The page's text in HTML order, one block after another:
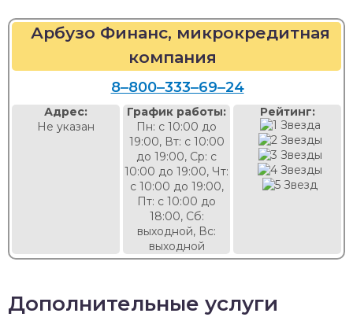
Арбузо Финанс, микрокредитная
компания
8‒800‒333‒69‒24
Адрес:
Не указан
График работы:
Пн: с 10:00 до
19:00, Вт: с 10:00
до 19:00, Ср: с
10:00 до 19:00, Чт:
с 10:00 до 19:00,
Пт: с 10:00 до
18:00, Сб:
выходной, Вс:
выходной
Рейтинг:
Дополнительные услуги